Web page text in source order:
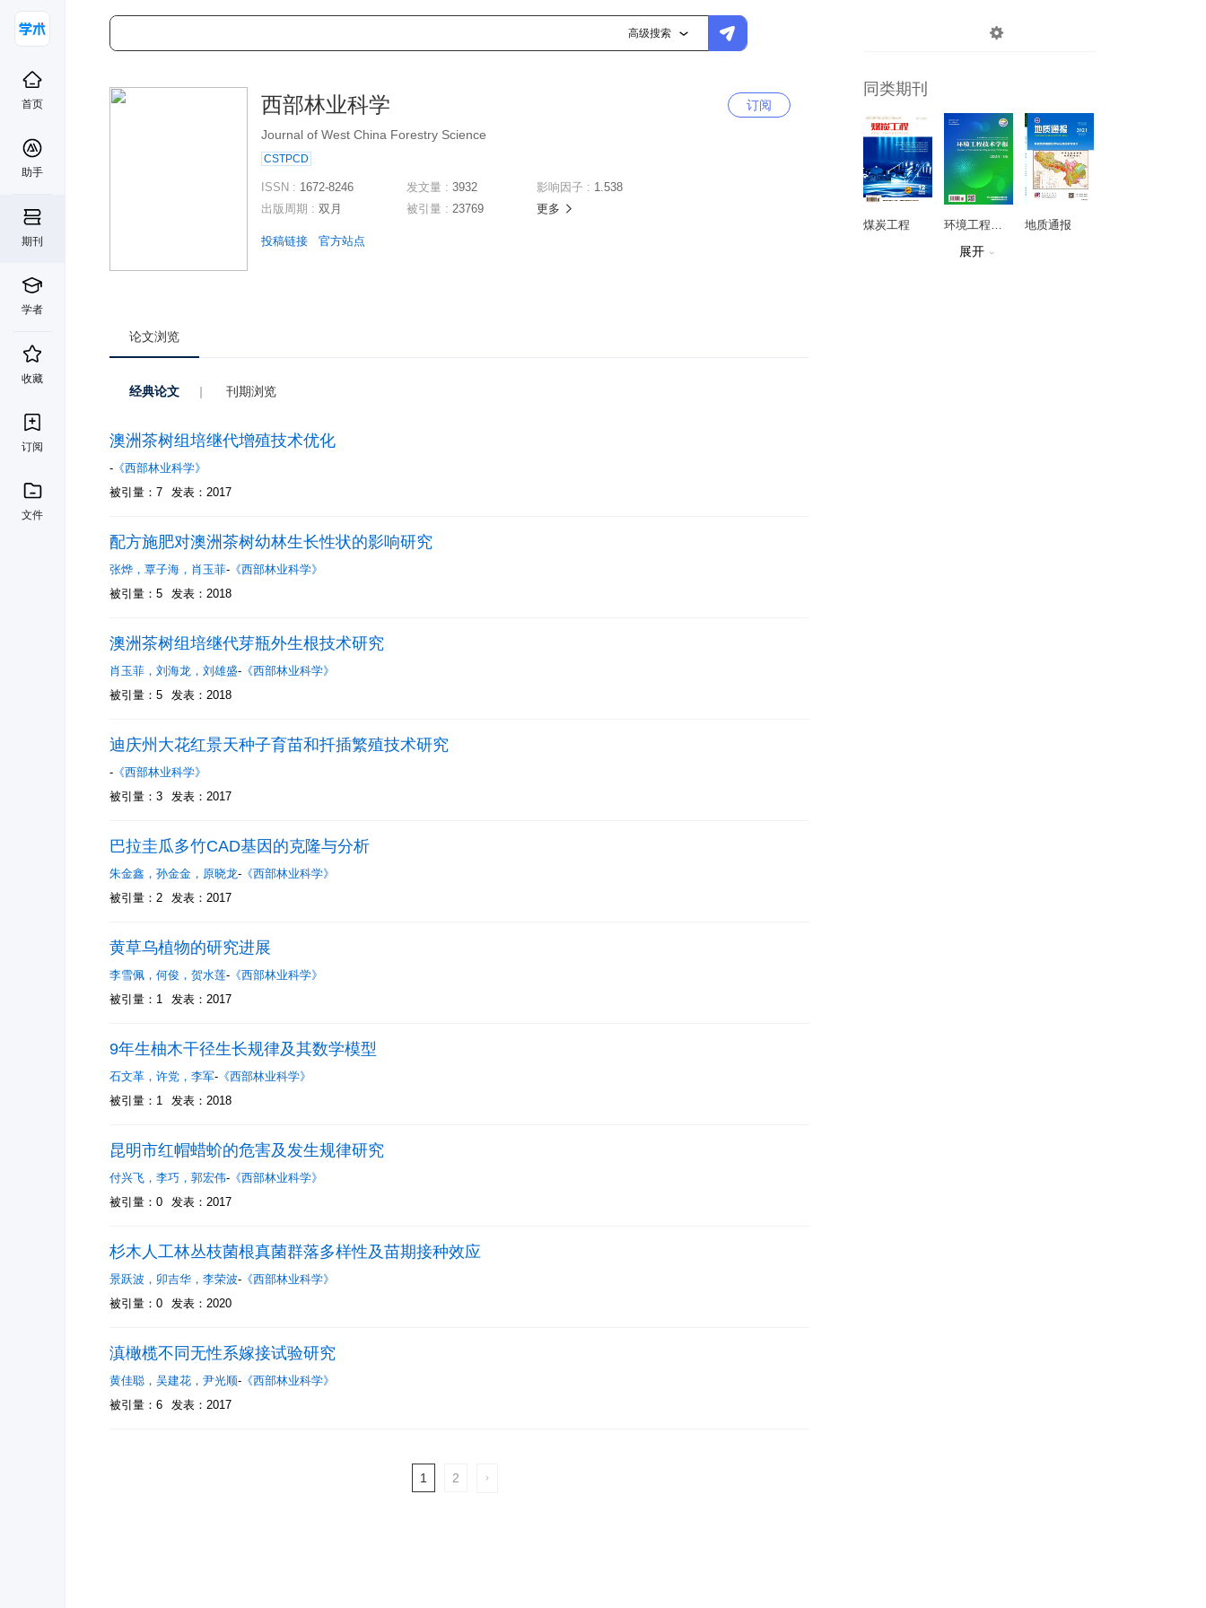
高级搜索 
首页
助手
期刊
学者
收藏
订阅
文件
西部林业科学 订阅
Journal of West China Forestry Science
CSTPCD
ISSN : 1672-8246
出版周期 : 双月
发文量 : 3932
被引量 : 23769
影响因子 : 1.538
更多
投稿链接 官方站点
论文浏览
经典论文 | 刊期浏览
澳洲茶树组培继代增殖技术优化
- 《西部林业科学》
被引量：7
发表：2017
配方施肥对澳洲茶树幼林生长性状的影响研究
张烨 ， 覃子海 ， 肖玉菲- 《西部林业科学》
被引量：5
发表：2018
澳洲茶树组培继代芽瓶外生根技术研究
肖玉菲 ， 刘海龙 ， 刘雄盛- 《西部林业科学》
被引量：5
发表：2018
迪庆州大花红景天种子育苗和扦插繁殖技术研究
- 《西部林业科学》
被引量：3
发表：2017
巴拉圭瓜多竹CAD基因的克隆与分析
朱金鑫 ， 孙金金 ， 原晓龙- 《西部林业科学》
被引量：2
发表：2017
黄草乌植物的研究进展
李雪佩 ， 何俊 ， 贺水莲- 《西部林业科学》
被引量：1
发表：2017
9年生柚木干径生长规律及其数学模型
石文革 ， 许党 ， 李军- 《西部林业科学》
被引量：1
发表：2018
昆明市红帽蜡蚧的危害及发生规律研究
付兴飞 ， 李巧 ， 郭宏伟- 《西部林业科学》
被引量：0
发表：2017
杉木人工林丛枝菌根真菌群落多样性及苗期接种效应
景跃波 ， 卯吉华 ， 李荣波- 《西部林业科学》
被引量：0
发表：2020
滇橄榄不同无性系嫁接试验研究
黄佳聪 ， 吴建花 ， 尹光顺- 《西部林业科学》
被引量：6
发表：2017
1 2 
同类期刊
煤炭工程 环境工程技术学报 地质通报
展开 